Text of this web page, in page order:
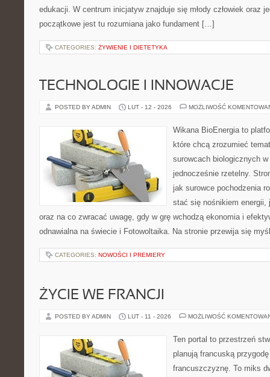
edukacji. W centrum inicjatyw znajduje się młody człowiek oraz
początkowe jest tu rozumiana jako fundament […]
CATEGORIES: ŻYWIENIE I DIETETYKA
TECHNOLOGIE I INNOWACJE
POSTED BY ADMIN LUT - 12 - 2026 MOŻLIWOŚĆ
Wikana BioEnergia to
które chcą zrozumieć
surowcach biologicznych
jednocześnie rzetelny.
jak surowce pochodzenia
stać się nośnikiem energii,
oraz na co zwracać uwagę, gdy w grę wchodzą ekonomia i
odnawialna na świecie i Fotowoltaika. Na stronie przewija się
CATEGORIES: NOWOŚCI I PREMIERY
ŻYCIE WE FRANCJI
POSTED BY ADMIN LUT - 11 - 2026 MOŻLIWOŚĆ
Ten portal to przestrzeń
planują francuską
francuszczyznę. To miks